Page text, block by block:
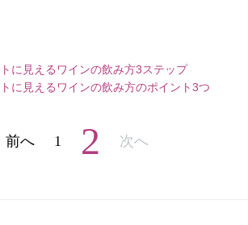
に見えるワインの飲み方3ステップ
に見えるワインの飲み方のポイント3つ
前へ 1 2 次へ